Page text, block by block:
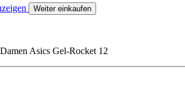
Weiter einkaufen
Asics Gel-Rocket 12